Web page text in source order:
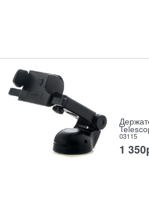
03115
1 350